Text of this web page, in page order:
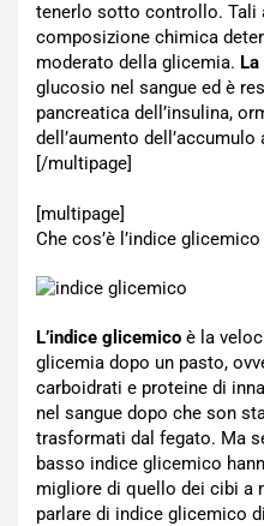
tenerlo sotto controllo. Tali
composizione chimica
moderato della glicemia.
glucosio nel sangue ed è
pancreatica dell’insulina,
dell’aumento dell’accumulo
[/multipage]
[multipage]
Che cos’è l’indice glicemico
L’indice glicemico è la
glicemia dopo un pasto,
carboidrati e proteine di
nel sangue dopo che son
trasformati dal fegato. Ma
basso indice glicemico
migliore di quello dei cibi a
parlare di indice glicemico